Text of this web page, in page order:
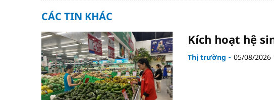
CÁC TIN KHÁC
Kích hoạt hệ
Thị trường 05/08/2026